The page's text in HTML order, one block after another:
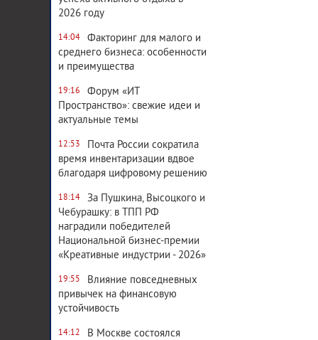
2026 году
14:04
Факторинг для малого и
среднего бизнеса: особенности
и преимущества
19:16
Форум «ИТ
Пространство»: свежие идеи и
актуальные темы
12:53
Почта России сократила
время инвентаризации вдвое
благодаря цифровому решению
18:14
За Пушкина, Высоцкого и
Чебурашку: в ТПП РФ
наградили победителей
Национальной бизнес-премии
«Креативные индустрии - 2026»
19:55
Влияние повседневных
привычек на финансовую
устойчивость
14:12
В Москве состоялся